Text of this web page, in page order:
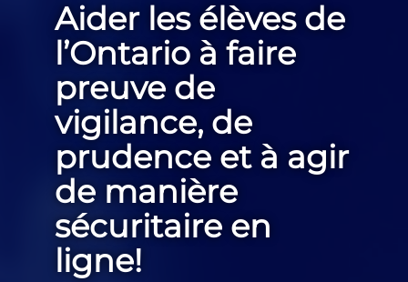
Aider les élèves de
l’Ontario à faire
preuve de
vigilance, de
prudence et à agir
de manière
sécuritaire en
ligne!